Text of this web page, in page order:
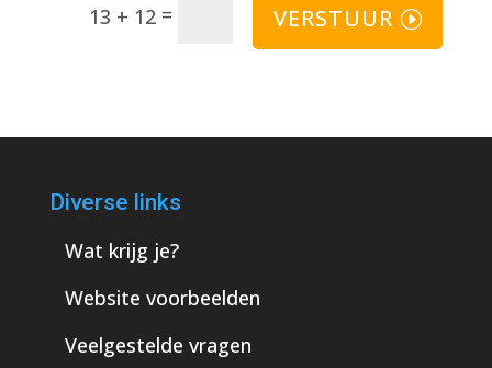
13 + 12 = VERSTUUR
Diverse links
Wat krijg je?
Website voorbeelden
Veelgestelde vragen